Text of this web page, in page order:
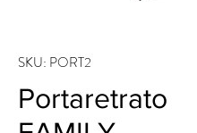
SKU: PORT2
Portaretrato